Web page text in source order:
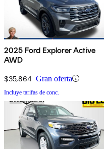
2025 Ford Explorer Active
AWD
$35,864 Gran oferta
Incluye tarifas de conc.